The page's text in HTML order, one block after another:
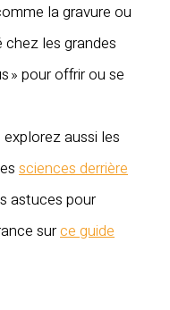
la gravure ou
chez les grandes
» pour offrir ou se
aussi les
sciences derrière
astuces pour
surce guide